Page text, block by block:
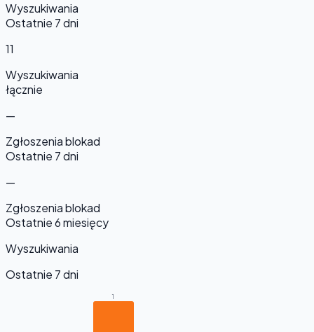
Wyszukiwania
Ostatnie 7 dni
11
Wyszukiwania
łącznie
—
Zgłoszenia blokad
Ostatnie 7 dni
—
Zgłoszenia blokad
Ostatnie 6 miesięcy
Wyszukiwania
Ostatnie 7 dni
1